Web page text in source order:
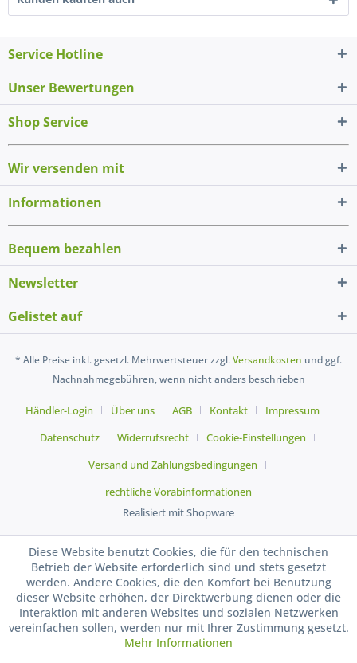
Service Hotline
Unser Bewertungen
Shop Service
Wir versenden mit
Informationen
Bequem bezahlen
Newsletter
Gelistet auf
* Alle Preise inkl. gesetzl. Mehrwertsteuer zzgl.Versandkosten und ggf.
Nachnahmegebühren, wenn nicht anders beschrieben
Händler-Login Über uns AGB Kontakt
Impressum
Datenschutz
Widerrufsrecht
Cookie-Einstellungen
Versand und Zahlungsbedingungen
rechtliche Vorabinformationen
Realisiert mit Shopware
Diese Website benutzt Cookies, die für den technischen
Betrieb der Website erforderlich sind und stets gesetzt
werden. Andere Cookies, die den Komfort bei Benutzung
dieser Website erhöhen, der Direktwerbung dienen oder die
Interaktion mit anderen Websites und sozialen Netzwerken
vereinfachen sollen, werden nur mit Ihrer Zustimmung gesetzt.
Mehr Informationen